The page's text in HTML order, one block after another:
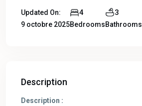
Updated On:
9 octobre 2025
4
Bedrooms
3
Bathrooms
Description
Description :